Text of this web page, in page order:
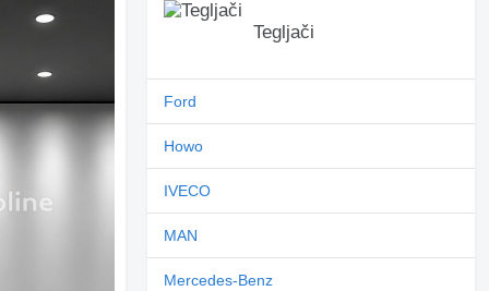
Tegljači
Ford
Howo
IVECO
MAN
Mercedes-Benz